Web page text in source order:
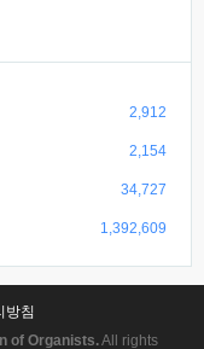
2,912
2,154
34,727
1,392,609
방침
of Organists.All rights